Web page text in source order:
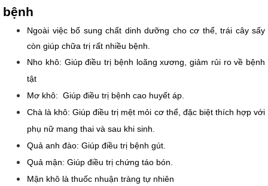
bệnh
Ngoài việc bổ sung chất dinh dưỡng cho cơ thể, trái cây sấy
còn giúp chữa trị rất nhiều bệnh.
Nho khô: Giúp điều trị bệnh loãng xương, giảm rủi ro về bệnh
tật
Mơ khô:  Giúp điều trị bệnh cao huyết áp.
Chà là khô: Giúp điều trị mệt mỏi cơ thể, đặc biệt thích hợp với
phụ nữ mang thai và sau khi sinh.
Quả anh đào: Giúp điều trị bệnh gút.
Quả mận: Giúp điều trị chứng táo bón.
Mận khô là thuốc nhuận tràng tự nhiên